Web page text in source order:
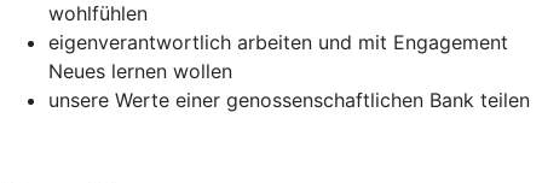
wohlfühlen
eigenverantwortlich arbeiten und mit Engagement
Neues lernen wollen
unsere Werte einer genossenschaftlichen Bank teilen